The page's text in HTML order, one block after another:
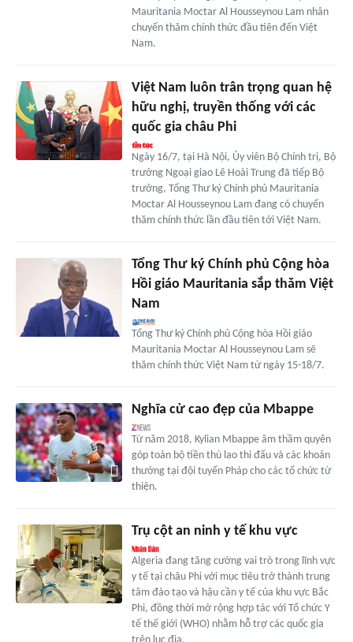
Mauritania Moctar Al Housseynou Lam nhân
chuyến thăm chính thức đầu tiên đến Việt
Nam.
Việt Nam luôn trân trọng quan hệ
hữu nghị, truyền thống với các
quốc gia châu Phi
Ngày 16/7, tại Hà Nội, Ủy viên Bộ Chính trị, Bộ
trưởng Ngoại giao Lê Hoài Trung đã tiếp Bộ
trưởng, Tổng Thư ký Chính phủ Mauritania
Moctar Al Housseynou Lam đang có chuyến
thăm chính thức lần đầu tiên tới Việt Nam.
Tổng Thư ký Chính phủ Cộng hòa
Hồi giáo Mauritania sắp thăm Việt
Nam
Tổng Thư ký Chính phủ Cộng hòa Hồi giáo
Mauritania Moctar Al Housseynou Lam sẽ
thăm chính thức Việt Nam từ ngày 15-18/7.
Nghĩa cử cao đẹp của Mbappe
Từ năm 2018, Kylian Mbappe âm thầm quyên
góp toàn bộ tiền thù lao thi đấu và các khoản
thưởng tại đội tuyển Pháp cho các tổ chức từ
thiện.
Trụ cột an ninh y tế khu vực
Algeria đang tăng cường vai trò trong lĩnh vực
y tế tại châu Phi với mục tiêu trở thành trung
tâm đào tạo và hậu cần y tế của khu vực Bắc
Phi, đồng thời mở rộng hợp tác với Tổ chức Y
tế thế giới (WHO) nhằm hỗ trợ các quốc gia
trên lục địa.